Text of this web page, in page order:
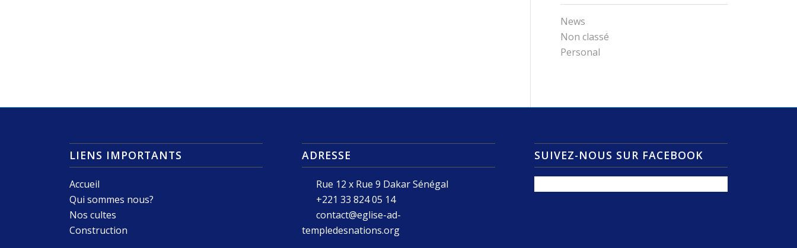
News
Non classé
Personal
LIENS IMPORTANTS
Accueil
Qui sommes nous?
Nos cultes
Construction
ADRESSE
Rue 12 x Rue 9 Dakar Sénégal
+221 33 824 05 14
contact@eglise-ad-
templedesnations.org
SUIVEZ-NOUS SUR FACEBOOK